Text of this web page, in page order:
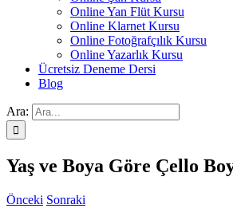
Online Yan Flüt Kursu
Online Klarnet Kursu
Online Fotoğrafçılık Kursu
Online Yazarlık Kursu
Ücretsiz Deneme Dersi
Blog
Ara:
Yaş ve Boya Göre Çello
Önceki Sonraki